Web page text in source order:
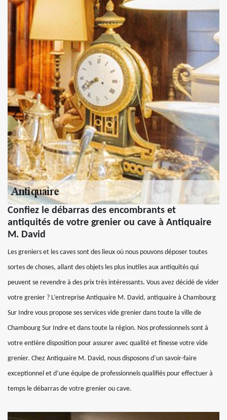
Confiez le débarras des encombrants et
antiquités de votre grenier ou cave à Antiquaire
M. David
Les greniers et les caves sont des lieux où nous pouvons déposer toutes
sortes de choses, allant des objets les plus inutiles aux antiquités qui
peuvent se revendre à des prix très intéressants. Vous avez décidé de vider
votre grenier ? L’entreprise Antiquaire M. David, antiquaire à Chambourg
Sur Indre vous propose ses services vide grenier dans toute la ville de
Chambourg Sur Indre et dans toute la région. Nos professionnels sont à
votre entière disposition pour assurer avec qualité et finesse votre vide
grenier. Chez Antiquaire M. David, nous disposons d’un savoir-faire
exceptionnel et d’une équipe de professionnels qualifiés pour effectuer à
temps le débarras de votre grenier ou cave.